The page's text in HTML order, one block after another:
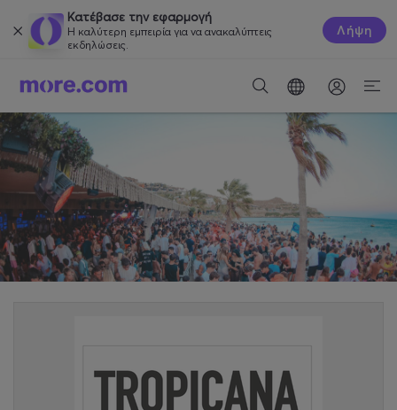
Κατέβασε την εφαρμογή
Η καλύτερη εμπειρία για να ανακαλύπτεις
εκδηλώσεις.
Λήψη